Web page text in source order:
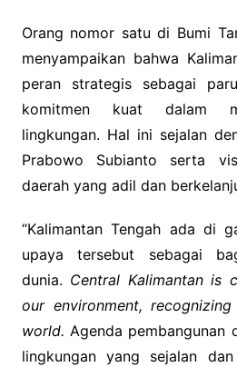
Orang nomor satu di Bumi
menyampaikan bahwa
peran strategis sebagai
komitmen kuat dalam
lingkungan. Hal ini sejalan
Prabowo Subianto serta
daerah yang adil dan
“Kalimantan Tengah ada di
upaya tersebut sebagai
dunia. Central Kalimantan is
our environment,
world. Agenda pembangunan
lingkungan yang sejalan